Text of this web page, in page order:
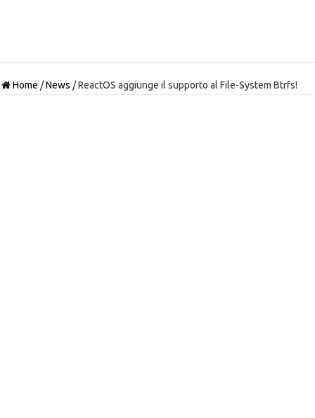
Home /News /ReactOS aggiunge il supporto al File-System Btrfs!